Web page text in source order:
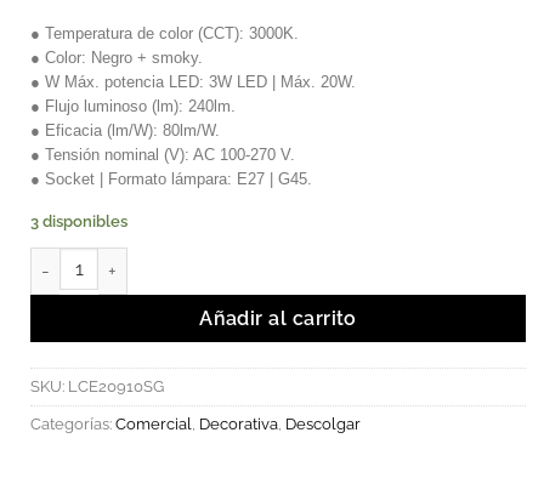
● Temperatura de color (CCT): 3000K.
● Color: Negro + smoky.
● W Máx. potencia LED: 3W LED | Máx. 20W.
● Flujo luminoso (lm): 240lm.
● Eficacia (lm/W): 80lm/W.
● Tensión nominal (V): AC 100-270 V.
● Socket | Formato lámpara: E27 | G45.
3 disponibles
Lámpara Colgante LED Up Drop E-27 cantidad
Añadir al carrito
SKU: LCE20910SG
Categorías: Comercial Decorativa Descolgar